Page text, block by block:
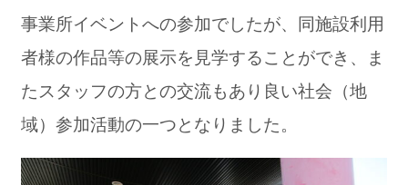
事業所イベントへの参加でしたが、同施設利用
者様の作品等の展示を見学することができ、ま
たスタッフの方との交流もあり良い社会（地
域）参加活動の一つとなりました。